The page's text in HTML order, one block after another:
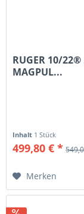
RUGER 10/22®
MAGPUL...
Inhalt 1 Stück
499,80 € *
Merken